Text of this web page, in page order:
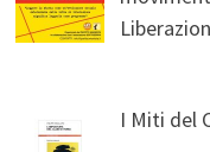
I Miti del